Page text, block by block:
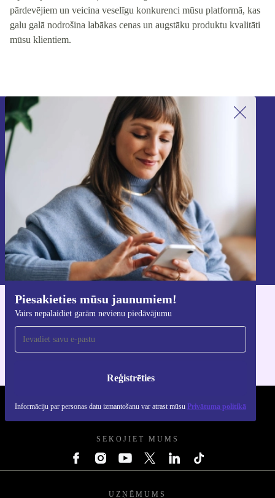
pārdevējiem un veicina veselīgu konkurenci mūsu platformā, kas
galu galā nodrošina labākas cenas un augstāku produktu kvalitāti
mūsu klientiem.
Piesakieties mūsu jaunumiem!
Vairs nepalaidiet garām nevienu piedāvājumu
Reģistrēties
Informāciju par personas datu izmantošanu var atrast mūsu Privātuma politikā
Piesakieties mūsu jaunumu
saņemšanai!
Nekad vairs nepalaidiet garām nevienu
piedāvājumu.
Reģistrēties
Informāciju par personas datu izmantošanu varat atrast mūsu
Privātuma politikā.
Lejupielādējiet refurbed lietotni
iOS un Android ierīcēm
REFURBED - RETHINK NEW.
SEKOJIET MUMS
UZŅĒMUMS